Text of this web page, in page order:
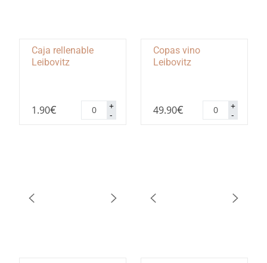
Caja rellenable
Leibovitz
1.90€ -
Caja
rellenable
Leibovitz
+
Copas vino
Leibovitz
49.90€ -
Copas
vino
Leibovitz
+